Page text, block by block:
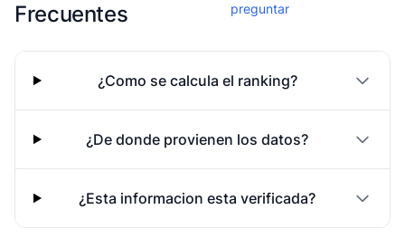
Frecuentes
preguntar
¿Como se calcula el ranking?
¿De donde provienen los datos?
¿Esta informacion esta verificada?